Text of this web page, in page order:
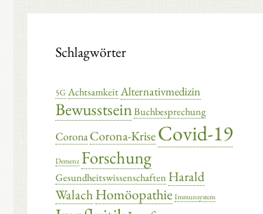
Schlagwörter
5G AchtsamkeitAlternativmedizin
BewusstseinBuchbesprechung
CoronaCorona-KriseCovid-19
Demenz Forschung
Gesundheitswissenschaften Harald
Walach Homöopathie Immunsystem